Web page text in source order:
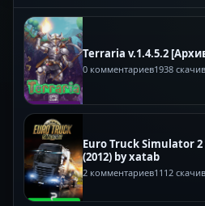
Terraria v.1.4.5.2
0 комментариев1938
Euro Truck Simulator
(2012) by xatab
2 комментариев1112